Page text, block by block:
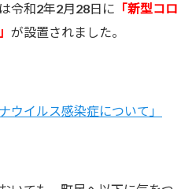
令和2年2月28日に 「新型コロ
が設置されました。
ウイルス感染症について」